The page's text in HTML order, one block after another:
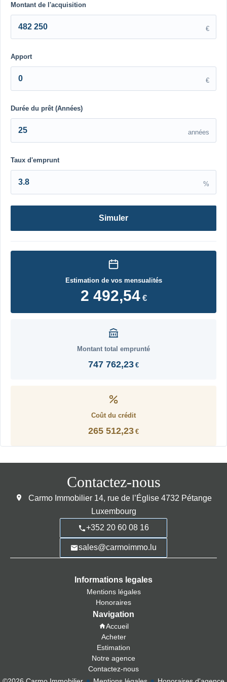
Montant de l'acquisition
€
Apport
€
Durée du prêt (Années)
années
Taux d'emprunt
%
Simuler
Estimation de vos mensualités
2 492,54 €
Montant total emprunté
747 762,23 €
Coût du crédit
265 512,23 €
Contactez-nous
Carmo Immobilier 14, rue de l’Église 4732 Pétange
Luxembourg
+352 20 60 08 16
sales@carmoimmo.lu
Informations legales
Mentions légales
Honoraires
Navigation
Accueil
Acheter
Estimation
Notre agence
Contactez-nous